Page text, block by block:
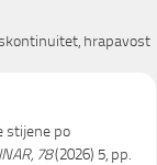
hrapavost
stijene po
78(2026) 5, pp.